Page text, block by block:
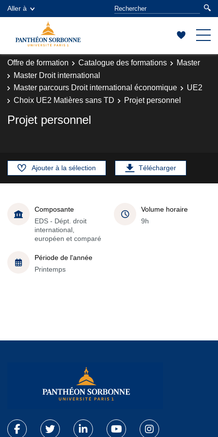
Aller à
Offre de formation Catalogue des formations
Master
Master Droit international
Master parcours Droit international économique
UE2
Choix UE2 Matières sans TD
Projet personnel
Projet personnel
Ajouter à la sélection Télécharger
Composante
EDS - Dépt. droit
international,
européen et comparé
Volume horaire
9h
Période de l'année
Printemps